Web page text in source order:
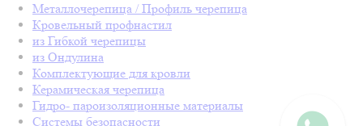
Металлочерепица / Профиль черепица
Кровельный профнастил
из Гибкой черепицы
из Ондулина
Комплектующие для кровли
Керамическая черепица
Гидро- пароизоляционные материалы
Системы безопасности